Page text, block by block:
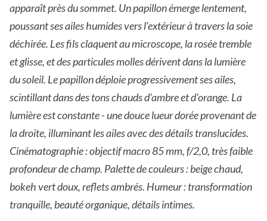
apparaît près du sommet. Un papillon émerge lentement,
poussant ses ailes humides vers l'extérieur à travers la soie
déchirée. Les fils claquent au microscope, la rosée tremble
et glisse, et des particules molles dérivent dans la lumière
du soleil. Le papillon déploie progressivement ses ailes,
scintillant dans des tons chauds d'ambre et d'orange. La
lumière est constante - une douce lueur dorée provenant de
la droite, illuminant les ailes avec des détails translucides.
Cinématographie : objectif macro 85 mm, f/2,0, très faible
profondeur de champ. Palette de couleurs : beige chaud,
bokeh vert doux, reflets ambrés. Humeur : transformation
tranquille, beauté organique, détails intimes.